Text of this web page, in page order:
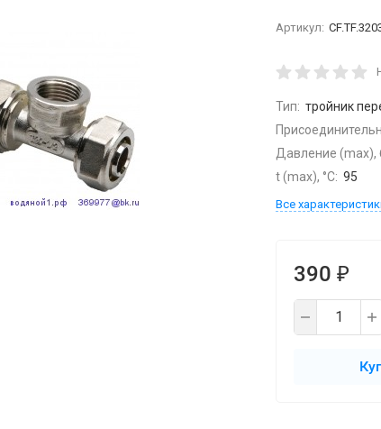
Артикул:
Тип: тройник
Давление (max),
t (max), °С: 95
Все
390 ₽